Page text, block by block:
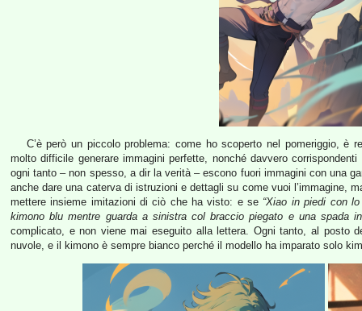
C’è però un piccolo problema: come ho scoperto nel pomeriggio, è
molto difficile generare immagini perfette, nonché davvero
ogni tanto – non spesso, a dir la verità – escono fuori immagini con una
anche dare una caterva di istruzioni e dettagli su come vuoi l’immagine,
mettere insieme imitazioni di ciò che ha visto: e se “Xiao in piedi con lo
kimono blu mentre guarda a sinistra col braccio piegato e una spada
complicato, e non viene mai eseguito alla lettera. Ogni tanto, al posto
nuvole, e il kimono è sempre bianco perché il modello ha imparato solo